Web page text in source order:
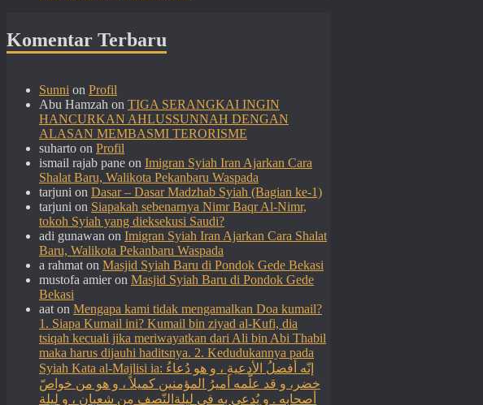
Komentar Terbaru
Sunni on Profil
Abu Hamzah on TIGA SERANGKAI INGIN
HANCURKAN AHLUSSUNNAH DENGAN
ALASAN MEMBASMI TERORISME
suharto on Profil
ismail rajab pane on Imigran Syiah Iran Ajarkan Cara
Shalat Baru, Walikota Pekanbaru Waspada
tarjuni on Dasar – Dasar Madzhab Syiah (Bagian ke-1)
tarjuni on Siapakah sebenarnya Nimr Baqr Al-Nimr,
tokoh Syiah yang dieksekusi Saudi?
adi gunawan on Imigran Syiah Iran Ajarkan Cara Shalat
Baru, Walikota Pekanbaru Waspada
a rahmat on Masjid Syiah Baru di Pondok Gede Bekasi
mustofa amieron Masjid Syiah Baru di Pondok Gede
Bekasi
aat on Mengapa kami tidak mengamalkan Doa kumail?
1. Siapa Kumail ini? Kumail bin ziyad al-Kufi, dia
tsiqah kecuali jika meriwayatkan dari Ali bin Abi Thabil
maka harus dijauhi haditsnya. 2. Kedudukannya pada
Syiah Kata al-Majlisi ia: إنّه أفضلُ الأدعيةِ ، و هو دُعاءُ
خضر، و قد علّمه أميرُ المؤمنين كميلاً ، و هو من خواصّ
أصحابه . و يُدعى به في ليلةالنّصف مِن شعبان ، و ليلة